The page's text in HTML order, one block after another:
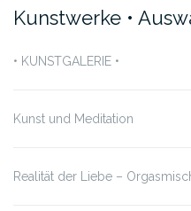
Kunstwerke •
• KUNSTGALERIE •
Kunst und Meditation
Realität der Liebe –